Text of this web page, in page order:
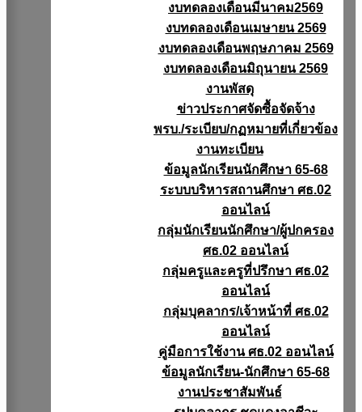
งบทดลองเดือนมีนาคม2569
งบทดลองเดือนเมษายน 2569
งบทดลองเดือนพฤษภาคม 2569
งบทดลองเดือนมิถุนายน 2569
งานพัสดุ
ข่าวประกาศจัดซื้อจัดจ้าง
พรบ./ระเบียบ/กฏหมายที่เกี่ยวข้อง
งานทะเบียน
ข้อมูลนักเรียนนักศึกษา 65-68
ระบบบริหารสถานศึกษา ศธ.02
ออนไลน์
กลุ่มนักเรียนนักศึกษา/ผู้ปกครอง
ศธ.02 ออนไลน์
กลุ่มครูและครูที่ปรึกษา ศธ.02
ออนไลน์
กลุ่มบุคลากร/เจ้าหน้าที่ ศธ.02
ออนไลน์
คู่มือการใช้งาน ศธ.02 ออนไลน์
ข้อมูลนักเรียน-นักศึกษา 65-68
งานประชาสัมพันธ์